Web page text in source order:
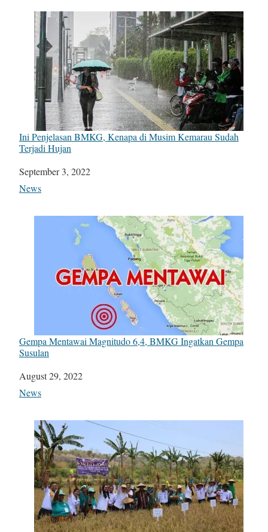
Ini Penjelasan BMKG, Kenapa di Musim Kemarau Sudah
Terjadi Hujan
Date
September 3, 2022
In relation to
News
Gempa Mentawai Magnitudo 6,4, BMKG Ingatkan Gempa
Susulan
Date
August 29, 2022
In relation to
News